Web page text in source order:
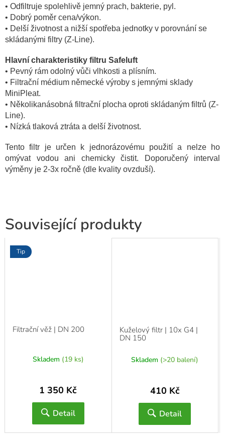
Související produkty
Tip
Filtrační věž | DN 200
Skladem (19 ks)
1 350 Kč
Detail
Kuželový filtr | 10x G4 |
DN 150
Skladem (>20 balení)
410 Kč
Detail
• Odfiltruje spolehlivě jemný prach, bakterie, pyl.
• Dobrý poměr cena/výkon.
• Delší životnost a nižší spotřeba jednotky v porovnání se
skládanými filtry (Z-Line).
Hlavní charakteristiky filtru Safeluft
• Pevný rám odolný vůči vlhkosti a plísním.
• Filtrační médium německé výroby s jemnými sklady
MiniPleat.
• Několikanásobná filtrační plocha oproti skládaným filtrů (Z-
Line).
• Nízká tlaková ztráta a delší životnost.
Tento filtr je určen k jednorázovému použití a nelze ho
omývat vodou ani chemicky čistit. Doporučený interval
výměny je 2-3x ročně (dle kvality ovzduší).